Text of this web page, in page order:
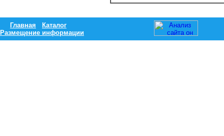
Главная
Каталог
Размещение информации